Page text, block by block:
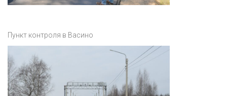
Пункт контроля в Васино